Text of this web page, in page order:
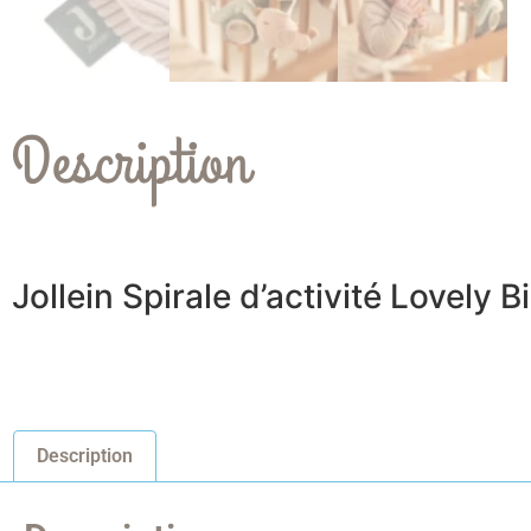
Description
Jollein Spirale d’activité Lovely
Description